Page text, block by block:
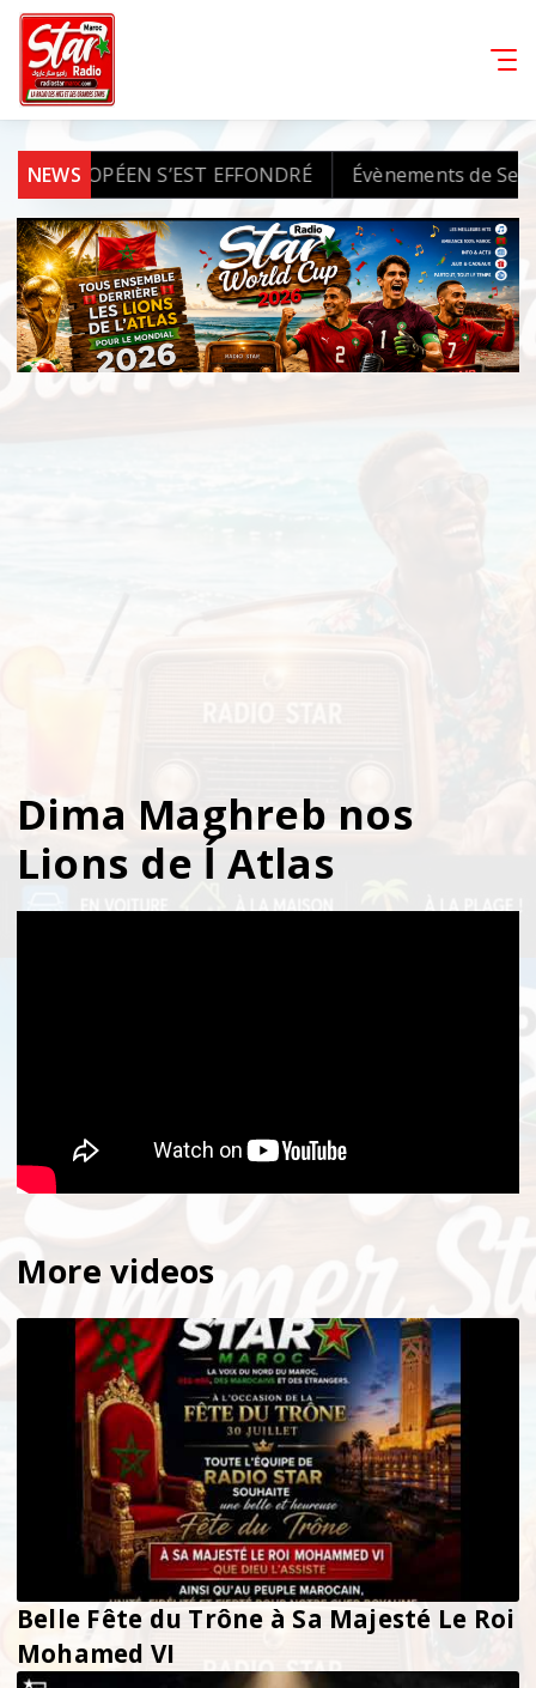
NEWS S’EST EFFONDRÉ Évènements de Sebta
Dima Maghreb nos
Lions de ĺ Atlas
More videos
Belle Fête du Trône à Sa Majesté Le Roi
Mohamed VI